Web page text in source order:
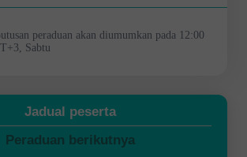
peraduan akan diumumkan pada 12:00
Sabtu
Jadual peserta
Peraduan berikutnya